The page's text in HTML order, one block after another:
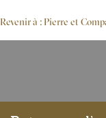
Revenir à : Pierre et